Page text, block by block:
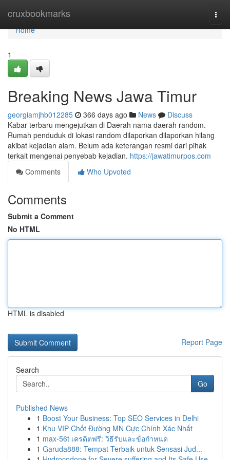
cruxbookmarks
Home
Home
1
Breaking News Jawa Timur
georgiamjhb012285 366 days ago News
Discuss
Kabar terbaru mengejutkan di Daerah nama daerah random.
Rumah penduduk di lokasi random dilaporkan dilaporkan hilang
akibat kejadian alam. Belum ada keterangan resmi dari pihak
terkait mengenai penyebab kejadian. https://jawatimurpos.com
Comments
Who Upvoted
Comments
Submit a Comment
No HTML
HTML is disabled
Report Page
Search
Go
Published News
1 Boost Your Business: Top SEO Services in Delhi
1 Khu VIP Chốt Đường MN Cực Chính Xác Nhất
1 max-56t เครดิตฟรี: วิธีรับและข้อกำหนด
1 Garuda888: Tempat Terbaik untuk Sensasi Jud...